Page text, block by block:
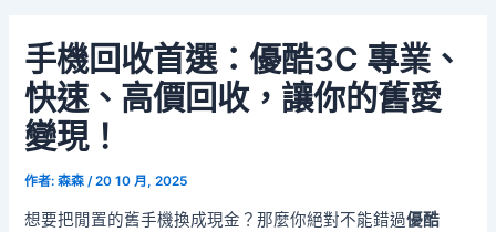
手機回收首選：優酷3C 專業、
快速、高價回收，讓你的舊愛
變現！
作者:森森/20 10 月, 2025
想要把閒置的舊手機換成現金？那麼你絕對不能錯過優酷